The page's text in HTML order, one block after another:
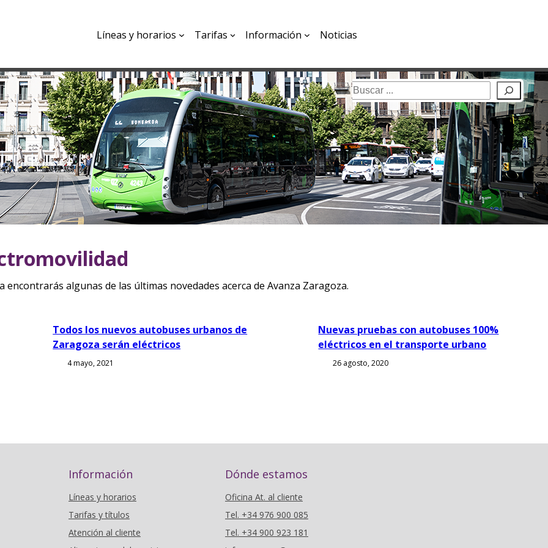
Líneas y horarios Tarifas Información Noticias
Buscar
encontrarás algunas de las últimas novedades acerca de Avanza Zaragoza.
Todos los nuevos autobuses urbanos de
Zaragoza serán eléctricos
4 mayo, 2021
Nuevas pruebas con autobuses 100%
eléctricos en el transporte urbano
26 agosto, 2020
Información
Líneas y horarios
Tarifas y títulos
Atención al cliente
Dónde estamos
Oficina At. al cliente
Tel. +34 976 900 085
Tel. +34 900 923 181